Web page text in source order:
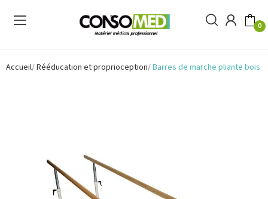
0
Accueil Rééducation et proprioception Barres de marche pliante bois